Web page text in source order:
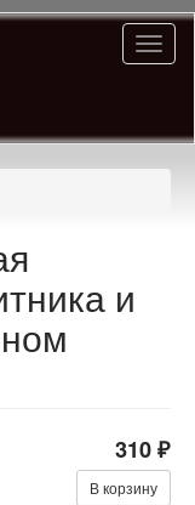
и
310 ₽
В корзину